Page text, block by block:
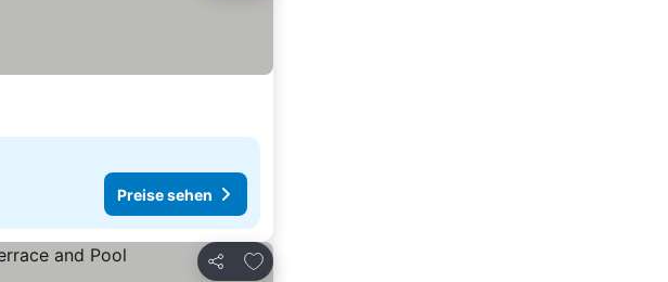
Preise sehen
Teilen
Zu Favoriten hinzufügen